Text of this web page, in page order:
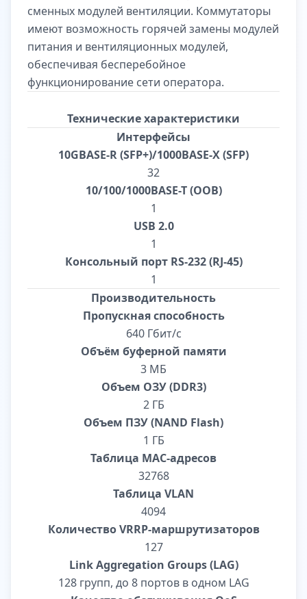
сменных модулей вентиляции. Коммутаторы
имеют возможность горячей замены модулей
питания и вентиляционных модулей,
обеспечивая бесперебойное
функционирование сети оператора.
Технические характеристики
Интерфейсы
10GBASE-R (SFP+)/1000BASE-X (SFP)
32
10/100/1000BASE-T (OOB)
1
USB 2.0
1
Консольный порт RS-232 (RJ-45)
1
Производительность
Пропускная способность
640 Гбит/с
Объём буферной памяти
3 МБ
Объем ОЗУ (DDR3)
2 ГБ
Объем ПЗУ (NAND Flash)
1 ГБ
Таблица MAC-адресов
32768
Таблица VLAN
4094
Количество VRRP-маршрутизаторов
127
Link Aggregation Groups (LAG)
128 групп, до 8 портов в одном LAG